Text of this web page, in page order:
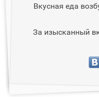
Вкусная еда
За изысканный